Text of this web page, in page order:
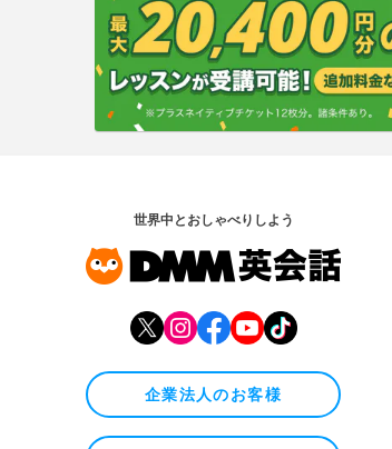
世界中とおしゃべりしよう
企業法人のお客様